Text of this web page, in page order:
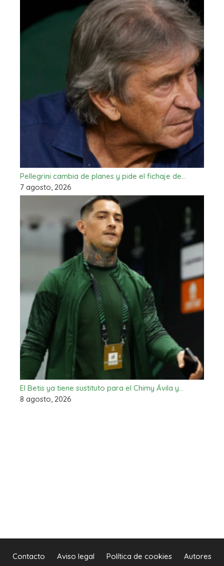
Pellegrini cambia de planes y pide el fichaje de…
7 agosto, 2026
El Betis ya tiene sustituto para el Chimy Ávila y…
8 agosto, 2026
Contacto Aviso legal Política de cookies Autores